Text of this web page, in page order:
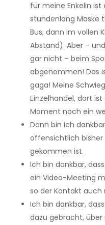
für meine Enkelin
stundenlang Maske
Bus, dann im vollen
Abstand). Aber –
gar nicht – beim
abgenommen! Das
gaga! Meine
Einzelhandel, dort
Moment noch ein
Dann bin ich
offensichtlich bisher
gekommen ist.
Ich bin dankbar,
ein Video-Meeting
so der Kontakt
Ich bin dankbar,
dazu gebracht,